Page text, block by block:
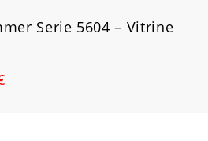
Serie 5604 – Vitrine